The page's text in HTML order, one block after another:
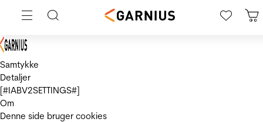
Samtykke
Detaljer
[#IABV2SETTINGS#]
Om
Denne side bruger cookies